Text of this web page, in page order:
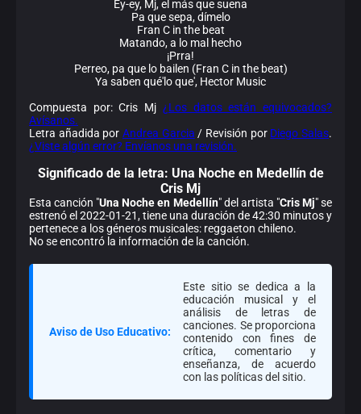
Ey-ey, Mj, el más que suena
Pa que sepa, dímelo
Fran C in the beat
Matando, a lo mal hecho
¡Prra!
Perreo, pa que lo bailen (Fran C in the beat)
Ya saben qué'lo que', Hector Music
Compuesta por: Cris Mj ¿Los datos están equivocados?
Avísanos.
Letra añadida por Andrea Garcia / Revisión por Diego Salas.
¿Viste algún error? Envíanos una revisión.
Significado de la letra: Una Noche en Medellín de
Cris Mj
Esta canción "Una Noche en Medellín" del artista "Cris Mj" se
estrenó el 2022-01-21, tiene una duración de 42:30 minutos y
pertenece a los géneros musicales: reggaeton chileno.
No se encontró la información de la canción.
Aviso de Uso Educativo:
Este sitio se dedica a la
educación musical y el
análisis de letras de
canciones. Se proporciona
contenido con fines de
crítica, comentario y
enseñanza, de acuerdo
con las políticas del sitio.